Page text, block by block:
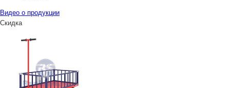
Видео о продукции
Скидка